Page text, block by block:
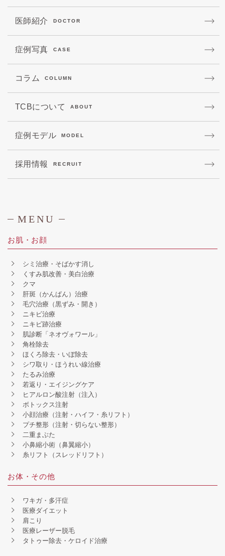
医師紹介 DOCTOR
症例写真 CASE
コラム COLUMN
TCBについて ABOUT
症例モデル MODEL
採用情報 RECRUIT
MENU
お肌・お顔
シミ治療・そばかす消し
くすみ肌改善・美白治療
クマ
肝斑（かんぱん）治療
毛穴治療（黒ずみ・開き）
ニキビ治療
ニキビ跡治療
肌診断「ネオヴォワール」
角栓除去
ほくろ除去・いぼ除去
シワ取り・ほうれい線治療
たるみ治療
若返り・エイジングケア
ヒアルロン酸注射（注入）
ボトックス注射
小顔治療（注射・ハイフ・糸リフト）
プチ整形（注射・切らない整形）
二重まぶた
小鼻縮小術（鼻翼縮小）
糸リフト（スレッドリフト）
お体・その他
ワキガ・多汗症
医療ダイエット
肩こり
医療レーザー脱毛
タトゥー除去・ケロイド治療